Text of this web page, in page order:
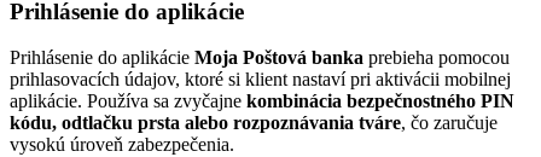
Prihlásenie do aplikácie
Prihlásenie do aplikácie Moja Poštová banka prebieha pomocou
prihlasovacích údajov, ktoré si klient nastaví pri aktivácii mobilnej
aplikácie. Používa sa zvyčajne kombinácia bezpečnostného PIN
kódu, odtlačku prsta alebo rozpoznávania tváre, čo zaručuje
vysokú úroveň zabezpečenia.